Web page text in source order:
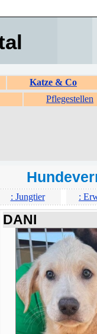
Katze & Co
Pflegestellen
: Jungtier :
DANI